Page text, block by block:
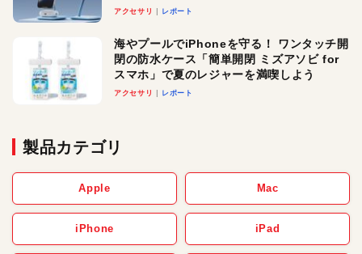
ースでおしゃれに充電したい人にオスス
アクセサリ レポート
海やプールでiPhoneを守る！ ワンタッチ開
閉の防水ケース「簡単開閉 ミズアソビ for
スマホ」で夏のレジャーを満喫しよう
アクセサリ レポート
製品カテゴリ
Apple Mac
iPhone iPad